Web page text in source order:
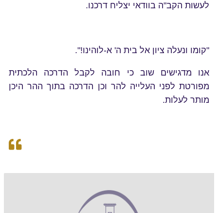
לעשות הקב"ה בוודאי יצליח דרכנו.
"קומו ונעלה ציון אל בית ה' א-לוהינו!".
אנו מדגישים שוב כי חובה לקבל הדרכה הלכתית
מפורטת לפני העלייה להר וכן הדרכה בתוך ההר היכן
מותר לעלות.